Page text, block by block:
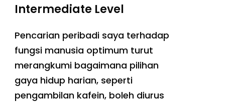
Intermediate Level
Pencarian peribadi saya terhadap
fungsi manusia optimum turut
merangkumi bagaimana pilihan
gaya hidup harian, seperti
pengambilan kafein, boleh diurus